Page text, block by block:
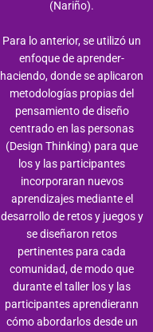
(Nariño).
Para lo anterior, se utilizó un
enfoque de aprender-
haciendo, donde se aplicaron
metodologías propias del
pensamiento de diseño
centrado en las personas
(Design Thinking) para que
los y las participantes
incorporaran nuevos
aprendizajes mediante el
desarrollo de retos y juegos y
se diseñaron retos
pertinentes para cada
comunidad, de modo que
durante el taller los y las
participantes aprendierann
cómo abordarlos desde un